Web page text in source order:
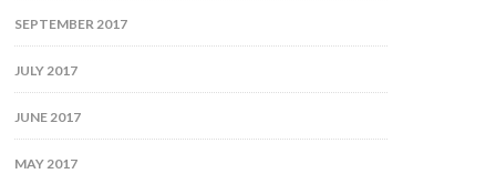
SEPTEMBER 2017
JULY 2017
JUNE 2017
MAY 2017